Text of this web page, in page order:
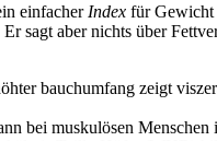
einfacher Index für Gewicht
sagt aber nichts über
bauchumfang zeigt
bei muskulösen Menschen